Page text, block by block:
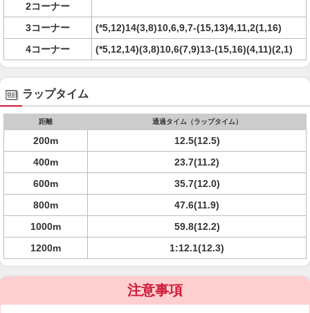
2コーナー
3コーナー
(*5,12)14(3,8)10,6,9,7-(15,13)4,11,2(1,16)
4コーナー
(*5,12,14)(3,8)10,6(7,9)13-(15,16)(4,11)(2,1)
ラップタイム
距離 通過タイム（ラップタイム）
200m
12.5(12.5)
400m
23.7(11.2)
600m
35.7(12.0)
800m
47.6(11.9)
1000m
59.8(12.2)
1200m
1:12.1(12.3)
注意事項